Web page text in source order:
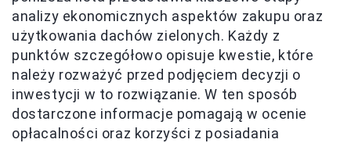
analizy ekonomicznych aspektów zakupu oraz
użytkowania dachów zielonych. Każdy z
punktów szczegółowo opisuje kwestie, które
należy rozważyć przed podjęciem decyzji o
inwestycji w to rozwiązanie. W ten sposób
dostarczone informacje pomagają w ocenie
opłacalności oraz korzyści z posiadania